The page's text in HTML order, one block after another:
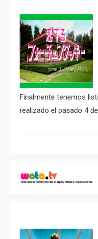
Finalmente tenemos
realizado el pasado 4